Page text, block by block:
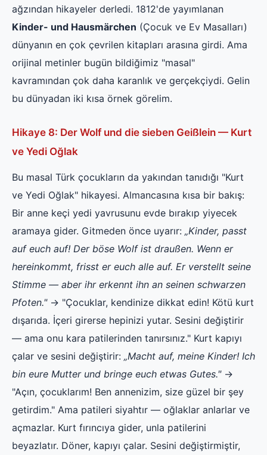
ağzından hikayeler derledi. 1812'de yayımlanan
Kinder- und Hausmärchen (Çocuk ve Ev Masalları)
dünyanın en çok çevrilen kitapları arasına girdi. Ama
orijinal metinler bugün bildiğimiz "masal"
kavramından çok daha karanlık ve gerçekçiydi. Gelin
bu dünyadan iki kısa örnek görelim.
Hikaye 8: Der Wolf und die sieben Geißlein — Kurt
ve Yedi Oğlak
Bu masal Türk çocukların da yakından tanıdığı "Kurt
ve Yedi Oğlak" hikayesi. Almancasına kısa bir bakış:
Bir anne keçi yedi yavrusunu evde bırakıp yiyecek
aramaya gider. Gitmeden önce uyarır: „Kinder, passt
auf euch auf! Der böse Wolf ist draußen. Wenn er
hereinkommt, frisst er euch alle auf. Er verstellt seine
Stimme — aber ihr erkennt ihn an seinen schwarzen
Pfoten."→ "Çocuklar, kendinize dikkat edin! Kötü kurt
dışarıda. İçeri girerse hepinizi yutar. Sesini değiştirir
— ama onu kara patilerinden tanırsınız." Kurt kapıyı
çalar ve sesini değiştirir: „Macht auf, meine Kinder! Ich
bin eure Mutter und bringe euch etwas Gutes."→
"Açın, çocuklarım! Ben annenizim, size güzel bir şey
getirdim." Ama patileri siyahtır — oğlaklar anlarlar ve
açmazlar. Kurt fırıncıya gider, unla patilerini
beyazlatır. Döner, kapıyı çalar. Sesini değiştirmiştir,